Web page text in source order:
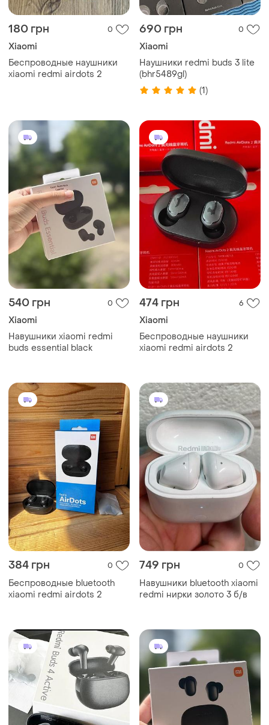
180 грн 0
Xiaomi
Беспроводные наушники
xiaomi redmi airdots 2
690 грн 0
Xiaomi
Наушники redmi buds 3 lite
(bhr5489gl)
(1)
540 грн 0
Xiaomi
Навушники xiaomi redmi
buds essential black
474 грн 6
Xiaomi
Беспроводные наушники
xiaomi redmi airdots 2
384 грн 0
Беспроводные bluetooth
xiaomi redmi airdots 2
749 грн 0
Навушники bluetooth xiaomi
redmi нирки золото 3 б/в